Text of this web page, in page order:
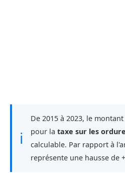
ℹ
De 2015 à 2023, le
pour la taxe sur les
calculable. Par rapport à
représente une hausse de